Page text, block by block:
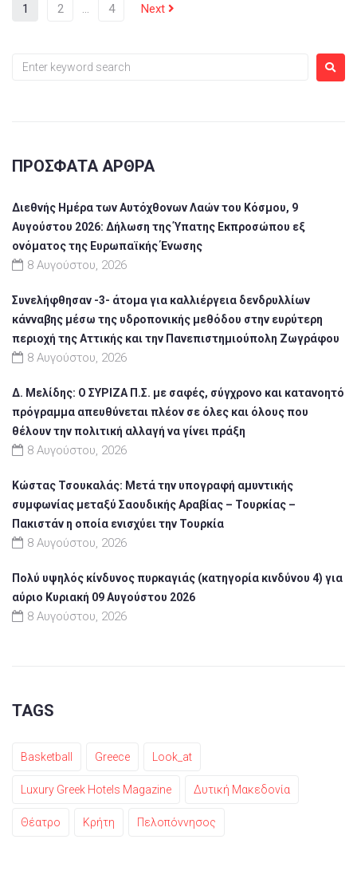
1 2 … 4 Next
ΠΡΌΣΦΑΤΑ ΆΡΘΡΑ
Διεθνής Ημέρα των Αυτόχθονων Λαών του Κόσμου, 9
Αυγούστου 2026: Δήλωση της Ύπατης Εκπροσώπου εξ
ονόματος της Ευρωπαϊκής Ένωσης
8 Αυγούστου, 2026
Συνελήφθησαν -3- άτομα για καλλιέργεια δενδρυλλίων
κάνναβης μέσω της υδροπονικής μεθόδου στην ευρύτερη
περιοχή της Αττικής και την Πανεπιστημιούπολη Ζωγράφου
8 Αυγούστου, 2026
Δ. Μελίδης: Ο ΣΥΡΙΖΑ Π.Σ. με σαφές, σύγχρονο και κατανοητό
πρόγραμμα απευθύνεται πλέον σε όλες και όλους που
θέλουν την πολιτική αλλαγή να γίνει πράξη
8 Αυγούστου, 2026
Κώστας Τσουκαλάς: Μετά την υπογραφή αμυντικής
συμφωνίας μεταξύ Σαουδικής Αραβίας – Τουρκίας –
Πακιστάν η οποία ενισχύει την Τουρκία
8 Αυγούστου, 2026
Πολύ υψηλός κίνδυνος πυρκαγιάς (κατηγορία κινδύνου 4) για
αύριο Κυριακή 09 Αυγούστου 2026
8 Αυγούστου, 2026
TAGS
Basketball Greece Look_at
Luxury Greek Hotels Magazine Δυτική Μακεδονία
Θέατρο Κρήτη Πελοπόννησος